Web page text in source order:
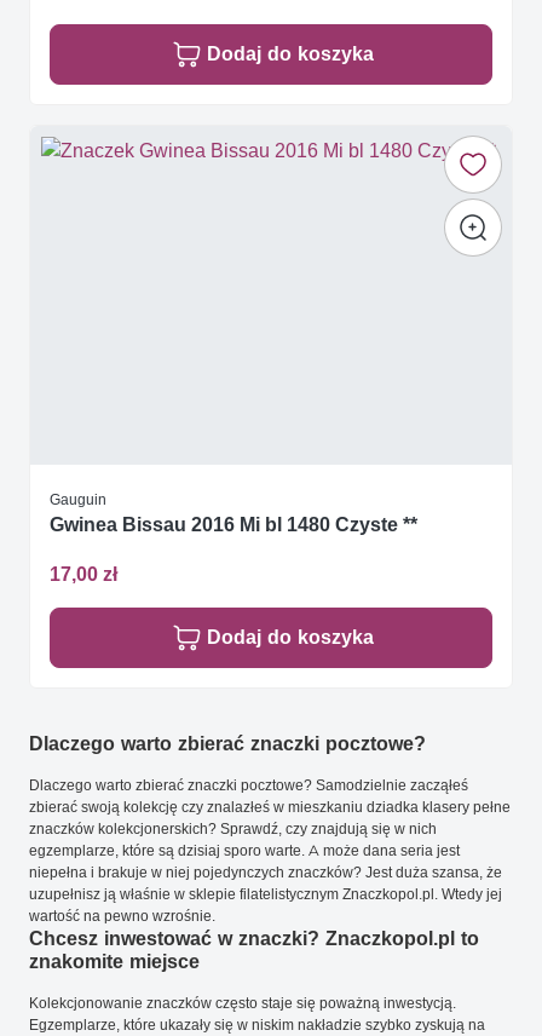
Dodaj do koszyka
Gauguin
Gwinea Bissau 2016 Mi bl 1480 Czyste **
17,00 zł
Dodaj do koszyka
Dlaczego warto zbierać znaczki pocztowe?
Dlaczego warto zbierać znaczki pocztowe? Samodzielnie zacząłeś
zbierać swoją kolekcję czy znalazłeś w mieszkaniu dziadka klasery pełne
znaczków kolekcjonerskich? Sprawdź, czy znajdują się w nich
egzemplarze, które są dzisiaj sporo warte. A może dana seria jest
niepełna i brakuje w niej pojedynczych znaczków? Jest duża szansa, że
uzupełnisz ją właśnie w sklepie filatelistycznym Znaczkopol.pl. Wtedy jej
wartość na pewno wzrośnie.
Chcesz inwestować w znaczki? Znaczkopol.pl to
znakomite miejsce
Kolekcjonowanie znaczków często staje się poważną inwestycją.
Egzemplarze, które ukazały się w niskim nakładzie szybko zyskują na